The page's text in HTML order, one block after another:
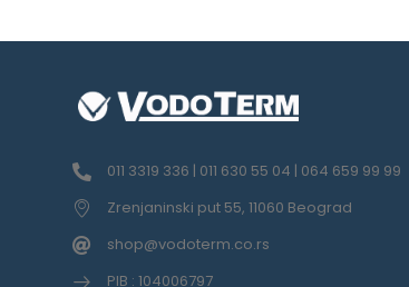
011 3319 336 | 011 630 55 04 | 064 659 99 99
Zrenjaninski put 55, 11060 Beograd
shop@vodoterm.co.rs
PIB : 104006797